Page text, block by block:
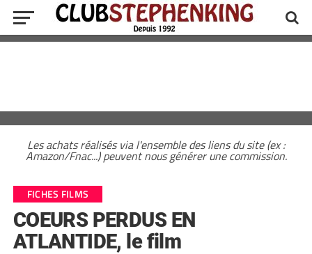
Les achats réalisés via l'ensemble des liens du site (ex :
Amazon/Fnac...) peuvent nous générer une commission.
FICHES FILMS
COEURS PERDUS EN
ATLANTIDE, le film